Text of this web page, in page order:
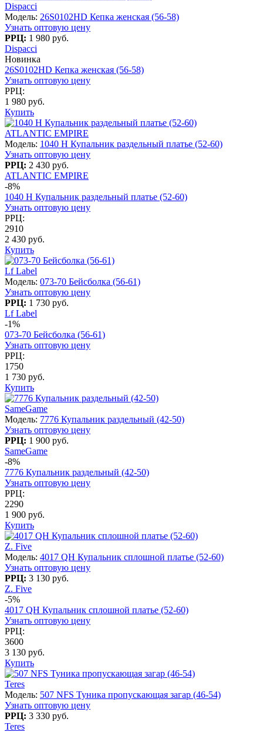
Dispacci
Модель: 26S0102HD Кепка женская (56-58)
Узнать оптовую цену
РРЦ: 1 980 руб.
Dispacci
Новинка
26S0102HD Кепка женская (56-58)
Узнать оптовую цену
РРЦ:
1 980 руб.
Купить
ATLANTIC EMPIRE
Модель: 1040 H Купальник раздельный платье (52-60)
Узнать оптовую цену
РРЦ: 2 430 руб.
ATLANTIC EMPIRE
-8%
1040 H Купальник раздельный платье (52-60)
Узнать оптовую цену
РРЦ:
2910
2 430 руб.
Купить
Lf Label
Модель: 073-70 Бейсболка (56-61)
Узнать оптовую цену
РРЦ: 1 730 руб.
Lf Label
-1%
073-70 Бейсболка (56-61)
Узнать оптовую цену
РРЦ:
1750
1 730 руб.
Купить
SameGame
Модель: 7776 Купальник раздельный (42-50)
Узнать оптовую цену
РРЦ: 1 900 руб.
SameGame
-8%
7776 Купальник раздельный (42-50)
Узнать оптовую цену
РРЦ:
2290
1 900 руб.
Купить
Z. Five
Модель: 4017 QH Купальник сплошной платье (52-60)
Узнать оптовую цену
РРЦ: 3 130 руб.
Z. Five
-5%
4017 QH Купальник сплошной платье (52-60)
Узнать оптовую цену
РРЦ:
3600
3 130 руб.
Купить
Teres
Модель: 507 NFS Туника пропускающая загар (46-54)
Узнать оптовую цену
РРЦ: 3 330 руб.
Teres